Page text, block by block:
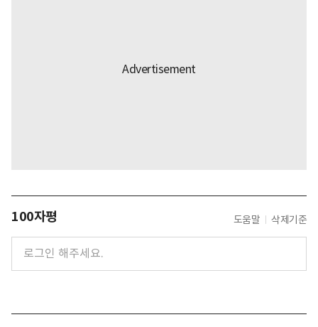
100자평 도움말 삭제기준